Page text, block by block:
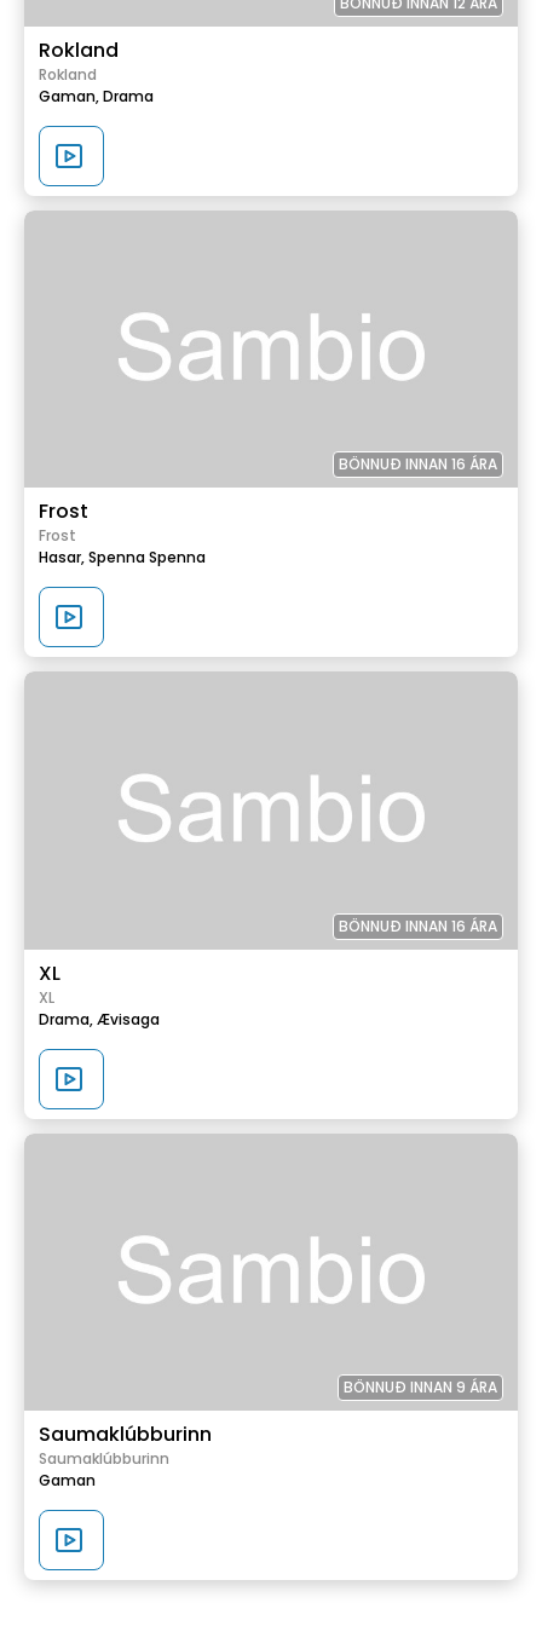
Rokland
Rokland
Gaman,Drama
BÖNNUÐ INNAN 16 ÁRA
Frost
Frost
Hasar,SpennaSpenna
BÖNNUÐ INNAN 16 ÁRA
XL
XL
Drama,Ævisaga
BÖNNUÐ INNAN 9 ÁRA
Saumaklúbburinn
Saumaklúbburinn
Gaman